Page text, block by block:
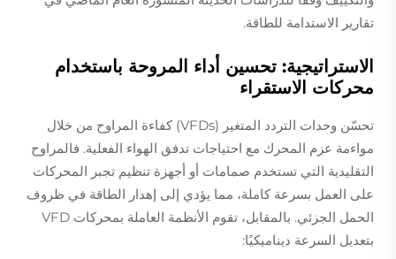
تقارير الاستدامة للطاقة.
الاستراتيجية: تحسين أداء المروحة باستخدام
محركات الاستقراء
تحسّن وحدات التردد المتغير (VFDs) كفاءة المراوح من خلال
مواءمة عزم المحرك مع احتياجات تدفق الهواء الفعلية. فالمراوح
التقليدية التي تستخدم صمامات أو أجهزة تنظيم تجبر المحركات
على العمل بسرعة كاملة، مما يؤدي إلى إهدار الطاقة في ظروف
الحمل الجزئي. بالمقابل، تقوم الأنظمة العاملة بمحركات VFD
بتعديل السرعة ديناميكيًا: